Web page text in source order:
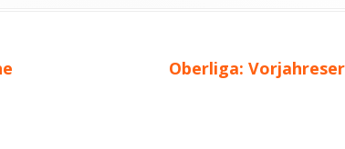
Nächster
Oberliga: